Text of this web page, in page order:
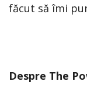
făcut să îmi
Despre The